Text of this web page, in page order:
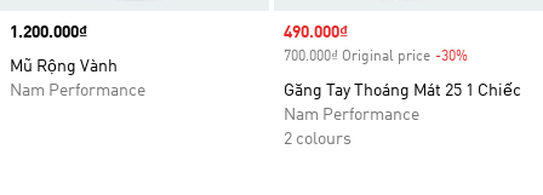
Price
1.200.000₫
Mũ Rộng Vành
Nam Performance
Sale price
490.000₫
700.000₫ Original price -30%
Găng Tay Thoáng Mát 25 1 Chiếc
Nam Performance
2 colours